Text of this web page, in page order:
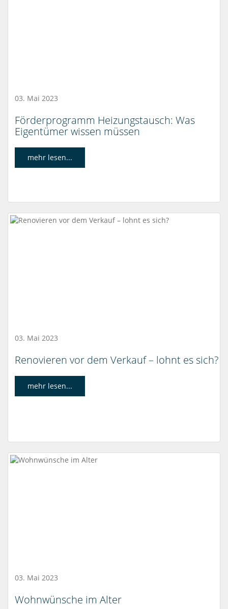
03. Mai 2023
Förderprogramm Heizungstausch: Was
Eigentümer wissen müssen
mehr lesen...
03. Mai 2023
Renovieren vor dem Verkauf – lohnt es sich?
mehr lesen...
03. Mai 2023
Wohnwünsche im Alter